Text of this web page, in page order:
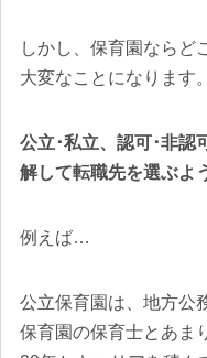
しかし、保育園ならど
大変なことになります。
公立･私立、認可･非認
解して転職先を選ぶよ
例えば…
公立保育園は、地方公
保育園の保育士とあま